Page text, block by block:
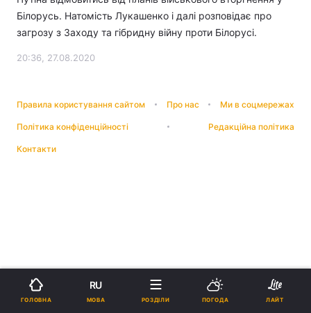
Білорусь. Натомість Лукашенко і далі розповідає про
загрозу з Заходу та гібридну війну проти Білорусі.
20:36, 27.08.2020
Правила користування сайтом Про нас Ми в соцмережах
Політика конфіденційності Редакційна політика
Контакти
ГОЛОВНА
RU
МОВА РОЗДІЛИ ПОГОДА ЛАЙТ